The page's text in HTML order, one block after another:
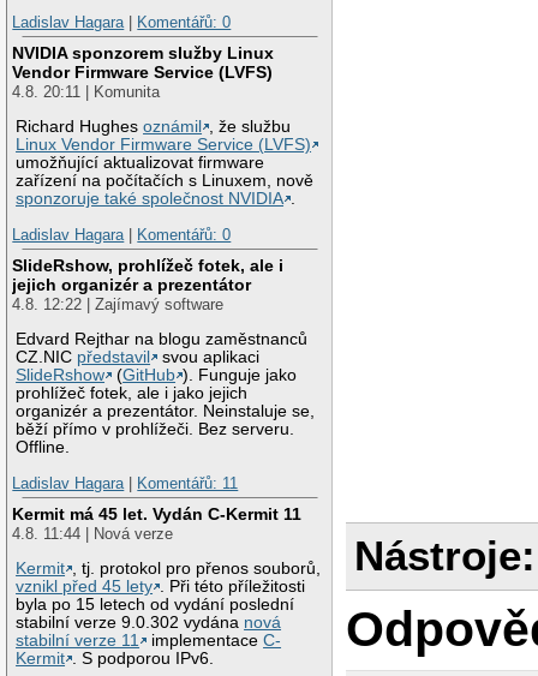
Ladislav Hagara
Komentářů: 0
NVIDIA sponzorem služby Linux
Vendor Firmware Service (LVFS)
4.8. 20:11 | Komunita
Richard Hughesoznámil
, že službu
Linux Vendor Firmware Service (LVFS)
umožňující aktualizovat firmware
zařízení na počítačích s Linuxem, nově
sponzoruje také společnost NVIDIA .
Ladislav Hagara | Komentářů: 0
SlideRshow, prohlížeč fotek, ale i
jejich organizér a prezentátor
4.8. 12:22 | Zajímavý software
Edvard Rejthar na blogu zaměstnanců
CZ.NIC představil
svou aplikaci
SlideRshow
(GitHub ). Funguje jako
prohlížeč fotek, ale i jako jejich
organizér a prezentátor. Neinstaluje se,
běží přímo v prohlížeči. Bez serveru.
Offline.
Ladislav Hagara | Komentářů: 11
Kermit má 45 let. Vydán C-Kermit 11
4.8. 11:44 | Nová verze
Kermit , tj. protokol pro přenos souborů,
vznikl před 45 lety . Při této příležitosti
byla po 15 letech od vydání poslední
stabilní verze 9.0.302 vydána nová
stabilní verze 11
implementaceC-
Kermit . S podporou IPv6.
Nástroje: